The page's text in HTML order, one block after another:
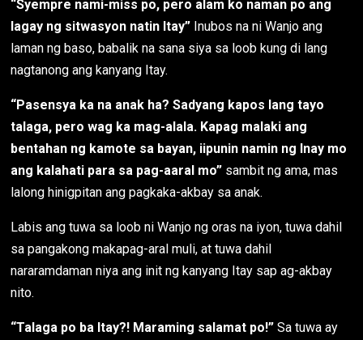
“Syempre nami-miss po, pero alam ko naman po ang
lagay ng sitwasyon natin Itay” Inubos na ni Wanjo ang
laman ng baso, babalik na sana siya sa loob kung di lang
nagtanong ang kanyang Itay.
“Pasensya ka na anak ha? Sadyang kapos lang tayo
talaga, pero wag ka mag-alala. Kapag malaki ang
bentahan ng kamote sa bayan, iipunin namin ng Inay mo
ang kalahati para sa pag-aaral mo” sambit ng ama, mas
lalong hinigpitan ang pagkaka-akbay sa anak.
Labis ang tuwa sa loob ni Wanjo ng oras na iyon, tuwa dahil
sa pangakong makapag-aral muli, at tuwa dahil
nararamdaman niya ang init ng kanyang Itay sap ag-akbay
nito.
“Talaga po ba Itay?! Maraming salamat po!” Sa tuwa ay